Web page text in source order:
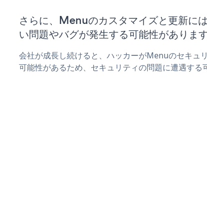
さらに、Menuのカスタマイズと更新に
い問題やバグが発生する可能性があります
会社が成長し続けると、ハッカーがMenuのセキュ
可能性があるため、セキュリティの問題に遭遇する